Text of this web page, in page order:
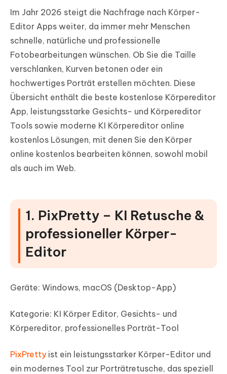
Im Jahr 2026 steigt die Nachfrage nach Körper-
Editor Apps weiter, da immer mehr Menschen
schnelle, natürliche und professionelle
Fotobearbeitungen wünschen. Ob Sie die Taille
verschlanken, Kurven betonen oder ein
hochwertiges Porträt erstellen möchten. Diese
Übersicht enthält die beste kostenlose Körpereditor
App, leistungsstarke Gesichts- und Körpereditor
Tools sowie moderne KI Körpereditor online
kostenlos Lösungen, mit denen Sie den Körper
online kostenlos bearbeiten können, sowohl mobil
als auch im Web.
1. PixPretty – KI Retusche &
professioneller Körper-
Editor
Geräte: Windows, macOS (Desktop-App)
Kategorie: KI Körper Editor, Gesichts- und
Körpereditor, professionelles Porträt-Tool
PixPretty ist ein leistungsstarker Körper-Editor und
ein modernes Tool zur Porträtretusche, das speziell